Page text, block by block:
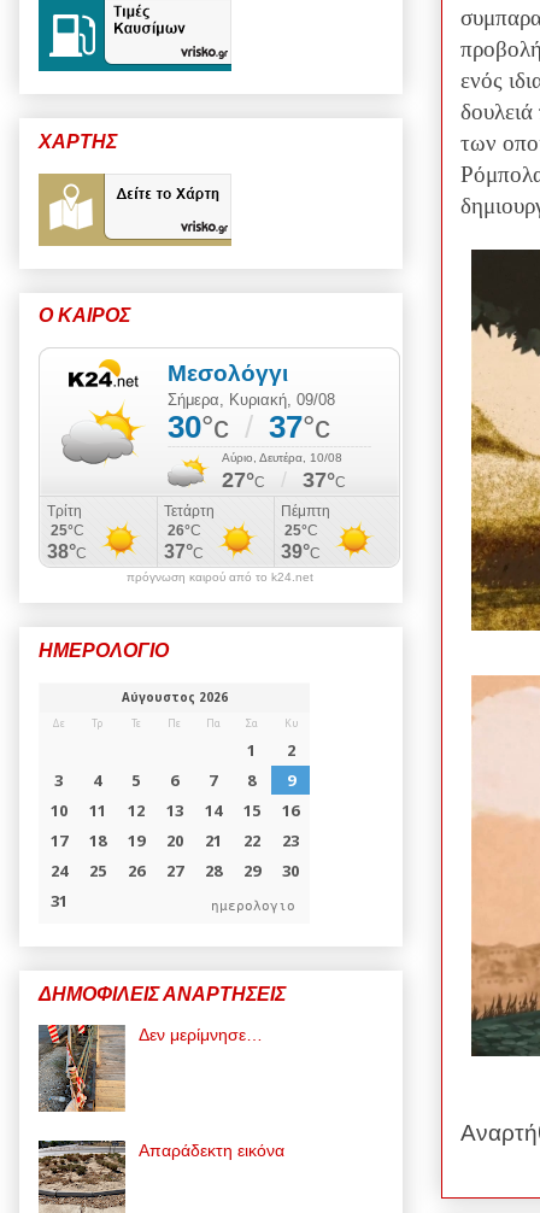
ενός
των
ΧΑΡΤΗΣ
Ο ΚΑΙΡΟΣ
πρόγνωση καιρού από το k24.net
ΗΜΕΡΟΛΟΓΙΟ
ημερολογιο
ΔΗΜΟΦΙΛΕΙΣ ΑΝΑΡΤΗΣΕΙΣ
Δεν μερίμνησε…
Απαράδεκτη εικόνα